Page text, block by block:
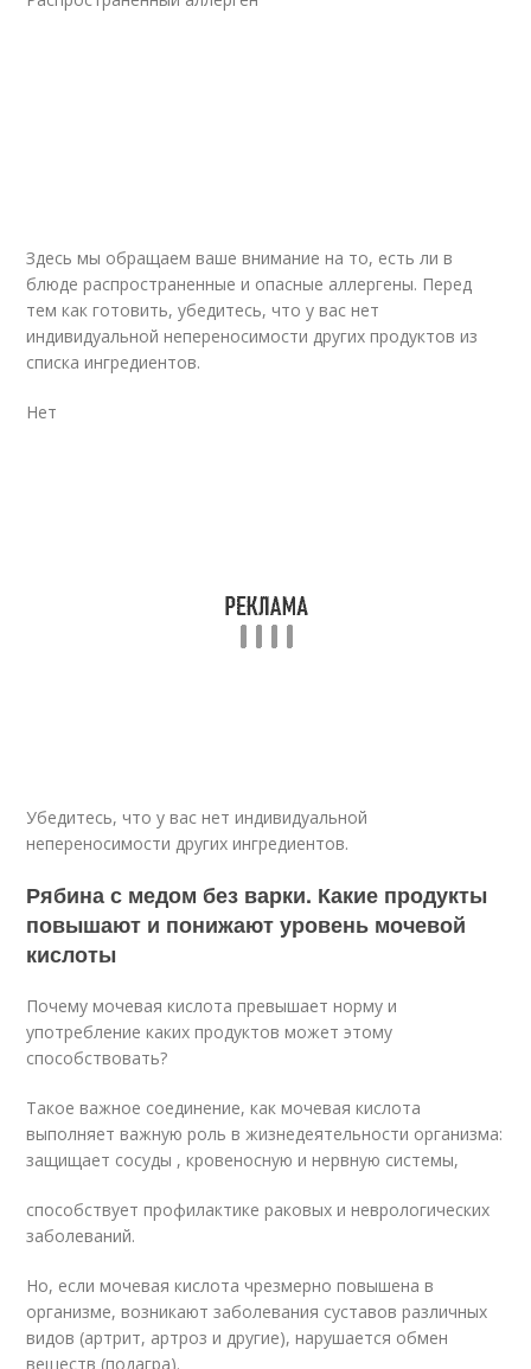
Здесь мы обращаем ваше внимание на то, есть ли в
блюде распространенные и опасные аллергены. Перед
тем как готовить, убедитесь, что у вас нет
индивидуальной непереносимости других продуктов из
списка ингредиентов.
Нет
Убедитесь, что у вас нет индивидуальной
непереносимости других ингредиентов.
Рябина с медом без варки. Какие продукты
повышают и понижают уровень мочевой
кислоты
Почему мочевая кислота превышает норму и
употребление каких продуктов может этому
способствовать?
Такое важное соединение, как мочевая кислота
выполняет важную роль в жизнедеятельности организма:
защищает сосуды , кровеносную и нервную системы,
способствует профилактике раковых и неврологических
заболеваний.
Но, если мочевая кислота чрезмерно повышена в
организме, возникают заболевания суставов различных
видов (артрит, артроз и другие), нарушается обмен
веществ (подагра).